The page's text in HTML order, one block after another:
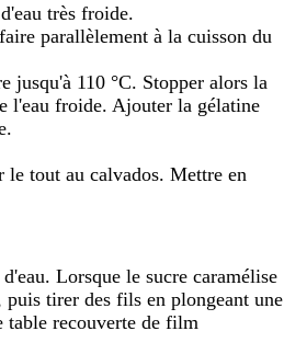
très froide.
parallèlement à la cuisson du
jusqu'à 110 °C. Stopper alors la
l'eau froide. Ajouter la gélatine
tout au calvados. Mettre en
Lorsque le sucre caramélise
tirer des fils en plongeant une
table recouverte de film